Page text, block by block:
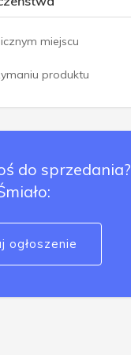
miejscu
produktu
do sprzedania?
ogłoszenie